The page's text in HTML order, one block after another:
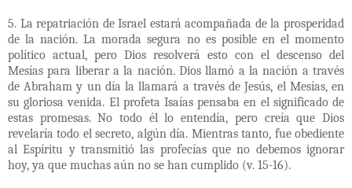
5. La repatriación de Israel estará acompañada de la prosperidad
de la nación. La morada segura no es posible en el momento
político actual, pero Dios resolverá esto con el descenso del
Mesías para liberar a la nación. Dios llamó a la nación a través
de Abraham y un día la llamará a través de Jesús, el Mesías, en
su gloriosa venida. El profeta Isaías pensaba en el significado de
estas promesas. No todo él lo entendía, pero creía que Dios
revelaría todo el secreto, algún día. Mientras tanto, fue obediente
al Espíritu y transmitió las profecías que no debemos ignorar
hoy, ya que muchas aún no se han cumplido (v. 15-16).